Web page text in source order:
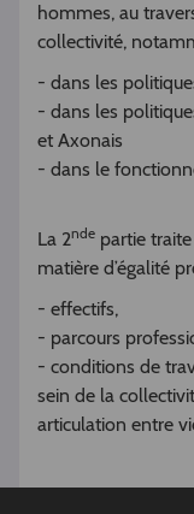
hommes, au
collectivité,
- dans les
- dans les
et Axonais
- dans le
La 2nde partie
matière d’égalité
- effectifs,
- parcours
- conditions de
sein de la
articulation entre